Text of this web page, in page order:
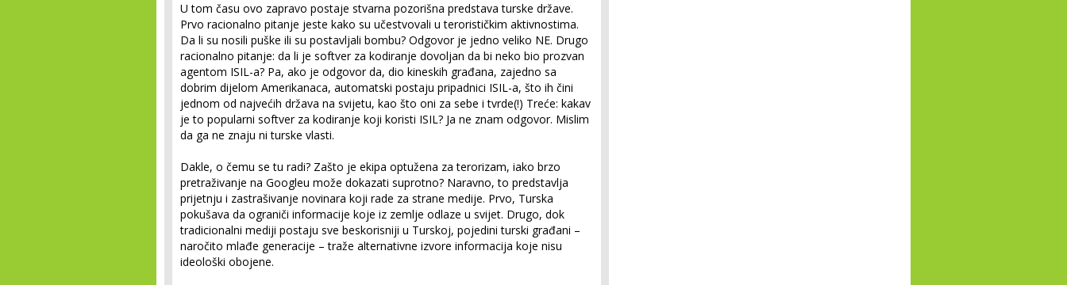
U tom času ovo zapravo postaje stvarna pozorišna predstava turske države.
Prvo racionalno pitanje jeste kako su učestvovali u terorističkim aktivnostima.
Da li su nosili puške ili su postavljali bombu? Odgovor je jedno veliko NE. Drugo
racionalno pitanje: da li je softver za kodiranje dovoljan da bi neko bio prozvan
agentom ISIL-a? Pa, ako je odgovor da, dio kineskih građana, zajedno sa
dobrim dijelom Amerikanaca, automatski postaju pripadnici ISIL-a, što ih čini
jednom od najvećih država na svijetu, kao što oni za sebe i tvrde(!) Treće: kakav
je to popularni softver za kodiranje koji koristi ISIL? Ja ne znam odgovor. Mislim
da ga ne znaju ni turske vlasti.
Dakle, o čemu se tu radi? Zašto je ekipa optužena za terorizam, iako brzo
pretraživanje na Googleu može dokazati suprotno? Naravno, to predstavlja
prijetnju i zastrašivanje novinara koji rade za strane medije. Prvo, Turska
pokušava da ograniči informacije koje iz zemlje odlaze u svijet. Drugo, dok
tradicionalni mediji postaju sve beskorisniji u Turskoj, pojedini turski građani –
naročito mlađe generacije – traže alternativne izvore informacija koje nisu
ideološki obojene.